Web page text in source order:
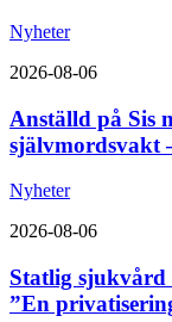
Nyheter
2026-08-06
Anställd på Sis
självmordsvakt
Nyheter
2026-08-06
Statlig
”En